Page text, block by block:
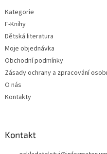
Kategorie
E-Knihy
Dětská literatura
Moje objednávka
Obchodní podmínky
Zásady ochrany a zpracování
O nás
Kontakty
Kontakt